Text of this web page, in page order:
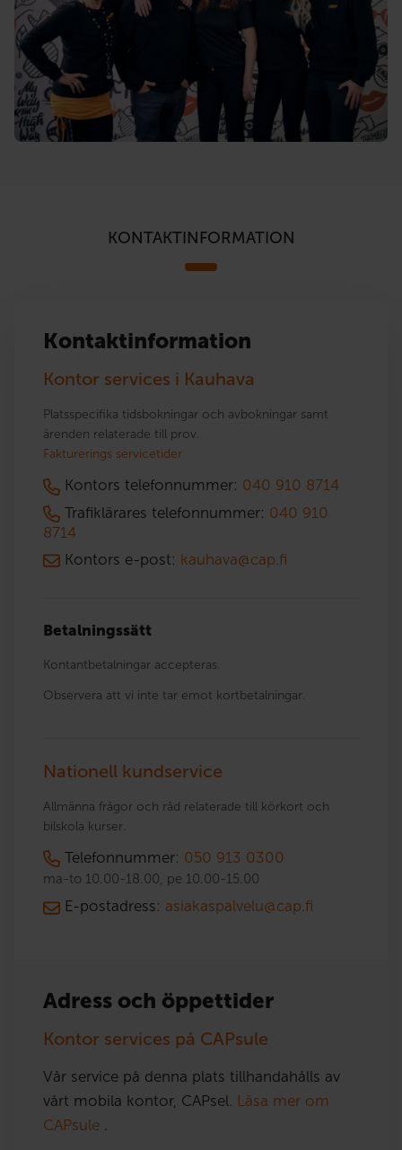
KONTAKTINFORMATION
Kontaktinformation
Kontor services i Kauhava
Platsspecifika tidsbokningar och avbokningar samt
ärenden relaterade till prov.
Fakturerings servicetider
Kontors telefonnummer: 040 910 8714
Trafiklärares telefonnummer: 040 910
8714
Kontors e-post: kauhava@cap.fi
Betalningssätt
Kontantbetalningar accepteras.
Observera att vi inte tar emot kortbetalningar.
Nationell kundservice
Allmänna frågor och råd relaterade till körkort och
bilskola kurser.
Telefonnummer: 050 913 0300
ma-to 10.00-18.00, pe 10.00-15.00
E-postadress: asiakaspalvelu@cap.fi
Adress och öppettider
Kontor services på CAPsule
Vår service på denna plats tillhandahålls av
vårt mobila kontor, CAPsel. Läsa mer om
CAPsule